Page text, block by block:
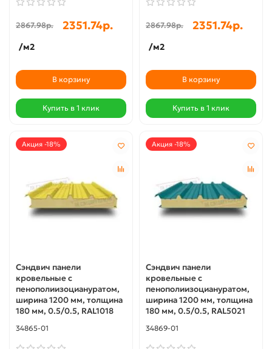
2867.98р. 2351.74р.
/м2
В корзину
Купить в 1 клик
2867.98р. 2351.74р.
/м2
В корзину
Купить в 1 клик
Акция -18%
Сэндвич панели
кровельные с
пенополиизоциануратом,
ширина 1200 мм, толщина
180 мм, 0.5/0.5, RAL1018
34865-01
Акция -18%
Сэндвич панели
кровельные с
пенополиизоциануратом,
ширина 1200 мм, толщина
180 мм, 0.5/0.5, RAL5021
34869-01